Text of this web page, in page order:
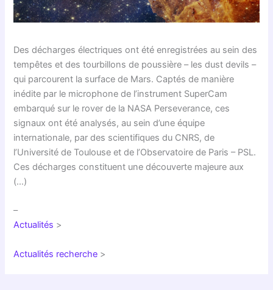
Des décharges électriques ont été enregistrées au sein des
tempêtes et des tourbillons de poussière – les dust devils –
qui parcourent la surface de Mars. Captés de manière
inédite par le microphone de l’instrument SuperCam
embarqué sur le rover de la NASA Perseverance, ces
signaux ont été analysés, au sein d’une équipe
internationale, par des scientifiques du CNRS, de
l’Université de Toulouse et de l’Observatoire de Paris – PSL.
Ces décharges constituent une découverte majeure aux
(…)
–
Actualités >
Actualités recherche >